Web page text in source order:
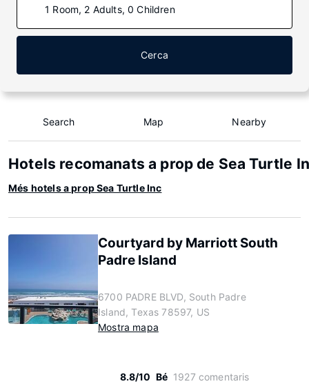
1 Room, 2 Adults, 0 Children
Cerca
Search Map Nearby
Hotels recomanats a prop de Sea Turtle
Més hotels a prop Sea Turtle Inc
Courtyard by Marriott South
Padre Island
6700 PADRE BLVD, South Padre
Island, Texas 78597, US
Mostra mapa
8.8/10 Bé 1927 comentaris